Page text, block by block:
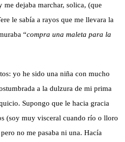
me dejaba marchar, solica, (que
le sabía a rayos que me llevara la
“compra una maleta para la
yo he sido una niña con mucho
a la dulzura de mi prima
Supongo que le hacia gracia
(soy muy visceral cuando río o lloro
no me pasaba ni una. Hacía